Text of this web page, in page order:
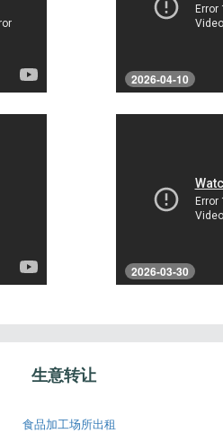
2026-04-10
2026-03-30
生意转让
食品加工场所出租